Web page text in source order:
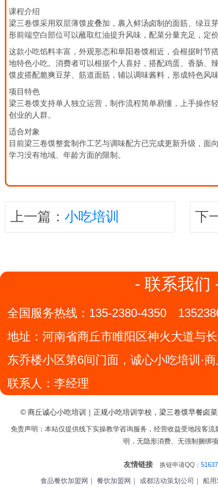
课程介绍
梁三卷馍采用双层薄馍皮叠加，裹入鲜汤卤制的面筋、绿豆
形前端空白部位可以蘸取红油提升风味，配菜分量充足，定
这款小吃馅料丰富，外观形态和阜阳卷馍相近，会根据时节
地特色小吃。消费者可以根据个人喜好，搭配鸡蛋、香肠、
馍皮搭配脆爽豆芽、筋道面筋，辅以调味酱料，形成特色风
项目特色
梁三卷馍支持单人独立运营，制作流程简单易懂，上手操作
创业的人群。
适合对象
目前梁三卷馍整套制作工艺与调味配方已完成更新升级，面
学习没有地域、年龄方面的限制。
上一篇： 小吃培训 下
- 联系我们
全国服务热线： 135-2380-4350
地址： 河南省商丘市睢阳区神火大道与
东乔楼小区第6间门面，诚心小吃培训·
联系人：李经理
© 商丘诚心小吃培训｜正规小吃培训学校，梁三卷馍早餐卤
免责声明：本站仅提供线下实操教学咨询服务，经营收益受地段客
明，无隐形消费、无强制捆绑
友情链接 换链申请QQ：
食品餐饮加盟网 ｜ 餐饮加盟网 ｜ 成都活动策划公司 ｜ 船用